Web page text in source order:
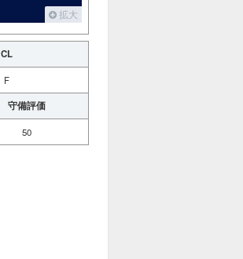
拡大
CL
F
守備評価
50